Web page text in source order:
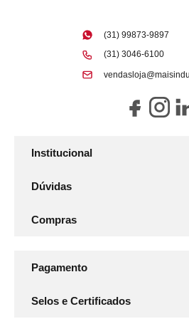
Institucional
Dúvidas
Compras
(31) 99873-9897
(31) 3046-6100
Pagamento
Selos e Certificados